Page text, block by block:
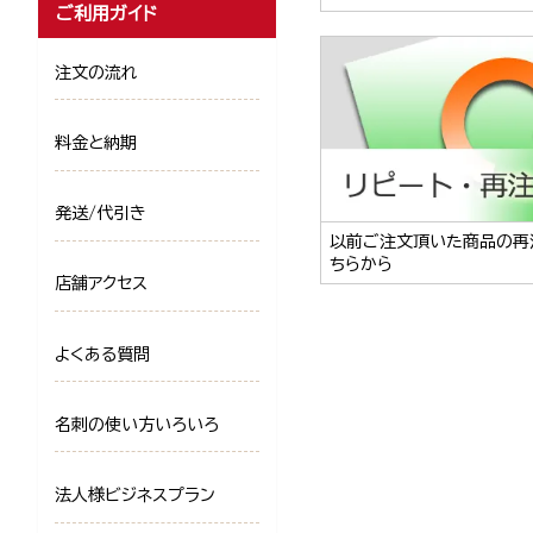
以前ご注文頂いた商品の再
ちらから
ご利用ガイド
注文の流れ
料金と納期
発送/代引き
店舗アクセス
よくある質問
名刺の使い方いろいろ
法人様ビジネスプラン